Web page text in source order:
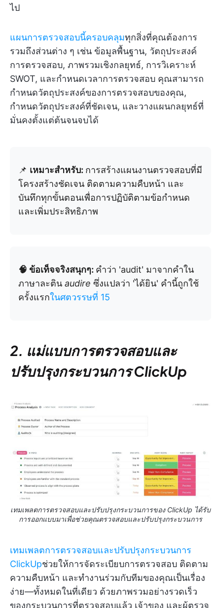
ไป
แผนการตรวจสอบนี้ครอบคลุมทุกสิ่งที่คุณต้องการ
รวมถึงส่วนต่าง ๆ เช่น ข้อมูลพื้นฐาน, วัตถุประสงค์
การตรวจสอบ, ภาพรวมเชิงกลยุทธ์, การวิเคราะห์
SWOT, และกำหนดเวลาการตรวจสอบ คุณสามารถ
กำหนดวัตถุประสงค์ของการตรวจสอบของคุณ,
กำหนดวัตถุประสงค์ที่ชัดเจน, และวางแผนกลยุทธ์ที่
มั่นคงตั้งแต่ต้นจนจบได้
📌 เหมาะสำหรับ: การสร้างแผนงานตรวจสอบที่มี
โครงสร้างชัดเจน ติดตามความคืบหน้า และ
บันทึกทุกขั้นตอนเพื่อการปฏิบัติตามข้อกำหนด
และเพิ่มประสิทธิภาพ
🧠 ข้อเท็จจริงสนุกๆ: คำว่า 'audit' มาจากคำใน
ภาษาละติน audire ซึ่งแปลว่า 'ได้ยิน' คำนี้ถูกใช้
ครั้งแรกในศตวรรษที่ 15
2. แม่แบบการตรวจสอบและ
ปรับปรุงกระบวนการ ClickUp
เทมเพลตการตรวจสอบและปรับปรุงกระบวนการของ ClickUp ได้รับ
การออกแบบมาเพื่อช่วยคุณตรวจสอบและปรับปรุงกระบวนการ
เทมเพลตการตรวจสอบและปรับปรุงกระบวนการ
ClickUpช่วยให้การจัดระเบียบการตรวจสอบ ติดตาม
ความคืบหน้า และทำงานร่วมกับทีมของคุณเป็นเรื่อง
ง่าย—ทั้งหมดในที่เดียว ด้วยภาพรวมอย่างรวดเร็ว
ของกระบวนการที่ตรวจสอบแล้ว เจ้าของ และผู้ตรวจ